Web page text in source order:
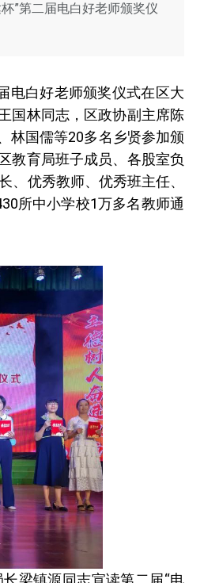
”第二届电白好老师颁奖仪
电白好老师颁奖仪式在区大
国林同志，区政协副主席陈
林国儒等20多名乡贤参加颁
教育局班子成员、各股室负
、优秀教师、优秀班主任、
所中小学校1万多名教师通
梁镇源同志宣读第二届“电